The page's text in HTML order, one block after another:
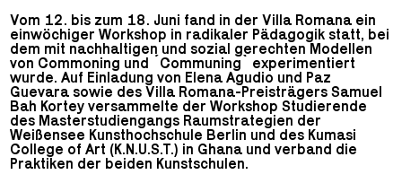
Vom 12. bis zum 18. Juni fand in der Villa Romana ein
einwöchiger Workshop in radikaler Pädagogik statt, bei
dem mit nachhaltigen und sozial gerechten Modellen
von Commoning und ´Communing` experimentiert
wurde. Auf Einladung von Elena Agudio und Paz
Guevara sowie des Villa Romana-Preisträgers Samuel
Bah Kortey versammelte der Workshop Studierende
des Masterstudiengangs Raumstrategien der
Weißensee Kunsthochschule Berlin und des Kumasi
College of Art (K.N.U.S.T.) in Ghana und verband die
Praktiken der beiden Kunstschulen.